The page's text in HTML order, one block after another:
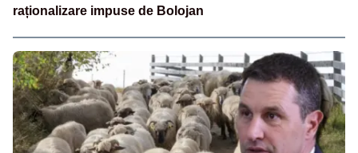
raționalizare impuse de Bolojan